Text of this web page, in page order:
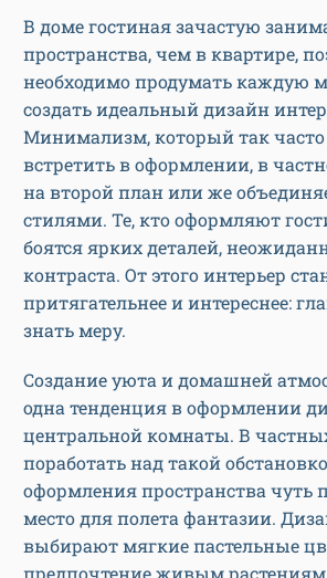
В доме гостиная зачастую
пространства, чем в квартире,
необходимо продумать каждую
создать идеальный дизайн
Минимализм, который так
встретить в оформлении, в
на второй план или же
стилями. Те, кто оформляют
боятся ярких деталей,
контраста. От этого интерьер
притягательнее и интереснее:
знать меру.
Создание уюта и домашней
одна тенденция в оформлении
центральной комнаты. В
поработать над такой
оформления пространства чуть
место для полета фантазии.
выбирают мягкие пастельные